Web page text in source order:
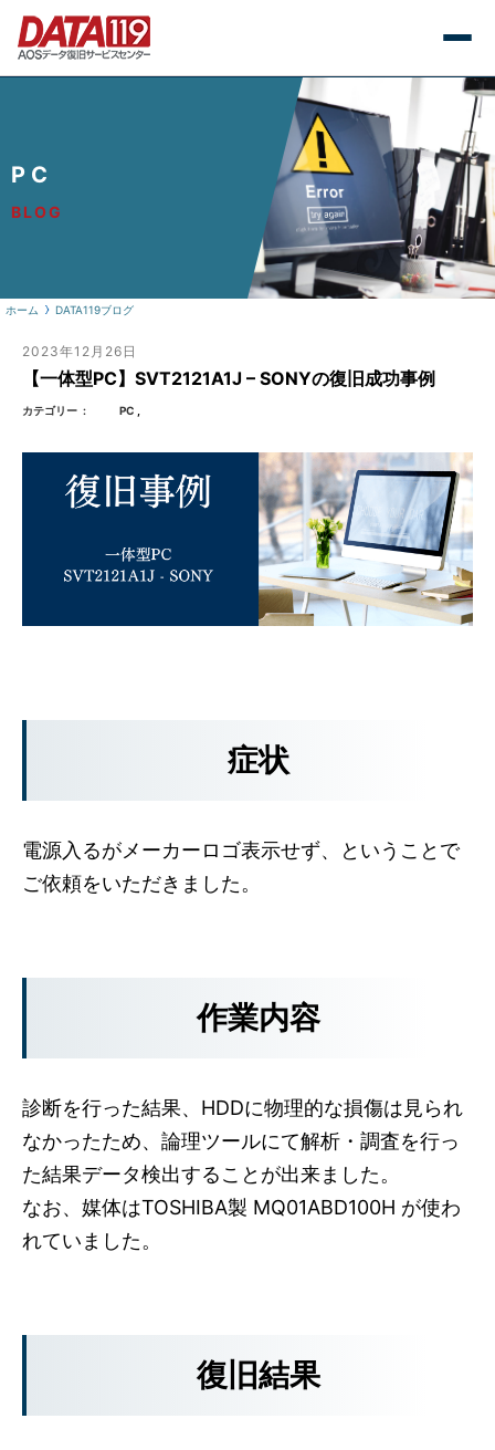
PC
BLOG
ホーム DATA119ブログ
2023年12月26日
【一体型PC】SVT2121A1J – SONYの復旧成功事例
カテゴリー PC
症状
電源入るがメーカーロゴ表示せず、ということで
ご依頼をいただきました。
作業内容
診断を行った結果、HDDに物理的な損傷は見られ
なかったため、論理ツールにて解析・調査を行っ
た結果データ検出することが出来ました。
なお、媒体はTOSHIBA製 MQ01ABD100H が使わ
れていました。
復旧結果